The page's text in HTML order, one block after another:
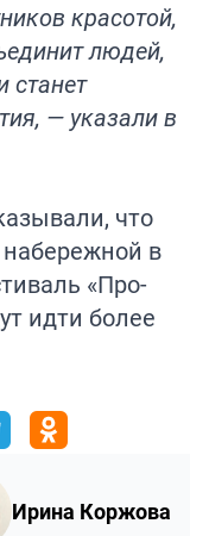
красотой,
людей,
станет
— указали в
что
в
«Про-
идти более
Ирина Коржова